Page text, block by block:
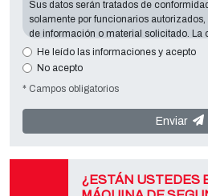
Sus datos serán tratados de
solamente por funcionarios
de información o material solicitado. La
esencial en relación con la finalidad
harán imposible contactar con usted y
Via A. Dominutti, 6 37135 (VR) Italy
con el "Servicio de Privacy " en la parte
ejercer todos los derechos previstos y
He leído las informaciones y acepto
No acepto
* Campos obligatorios
Enviar
¿ESTÁN USTEDES